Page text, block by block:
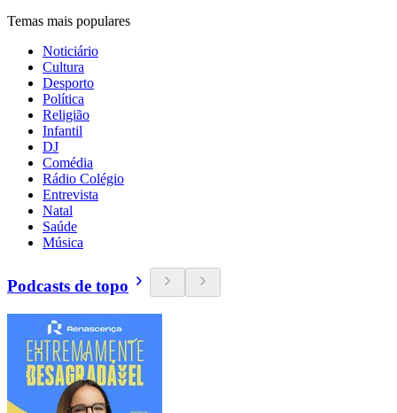
Temas mais populares
Noticiário
Cultura
Desporto
Política
Religião
Infantil
DJ
Comédia
Rádio Colégio
Entrevista
Natal
Saúde
Música
Podcasts de topo